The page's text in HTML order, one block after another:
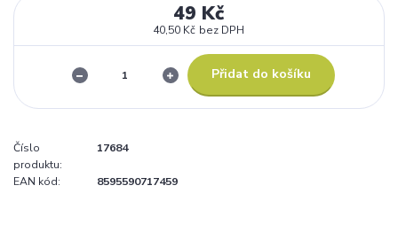
49 Kč
40,50 Kč bez DPH
Přidat do košíku
Číslo
produktu:
17684
EAN kód: 8595590717459